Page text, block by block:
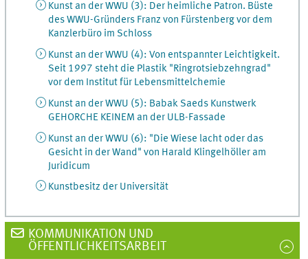
Kunst an der WWU (3): Der heimliche Patron. Büste
des WWU-Gründers Franz von Fürstenberg vor dem
Kanzlerbüro im Schloss
Kunst an der WWU (4): Von entspannter Leichtigkeit.
Seit 1997 steht die Plastik "Ringrotsiebzehngrad"
vor dem Institut für Lebensmittelchemie
Kunst an der WWU (5): Babak Saeds Kunstwerk
GEHORCHE KEINEM an der ULB-Fassade
Kunst an der WWU (6): "Die Wiese lacht oder das
Gesicht in der Wand" von Harald Klingelhöller am
Juridicum
Kunstbesitz der Universität
KOMMUNIKATION UND
ÖFFENTLICHKEITSARBEIT